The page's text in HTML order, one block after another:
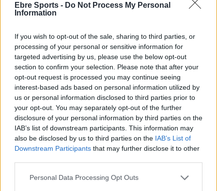
Ebre Sports - Do Not Process My Personal
Information
If you wish to opt-out of the sale, sharing to third parties, or
processing of your personal or sensitive information for
targeted advertising by us, please use the below opt-out
section to confirm your selection. Please note that after your
opt-out request is processed you may continue seeing
interest-based ads based on personal information utilized by
us or personal information disclosed to third parties prior to
your opt-out. You may separately opt-out of the further
disclosure of your personal information by third parties on the
IAB’s list of downstream participants. This information may
also be disclosed by us to third parties on the IAB’s List of
Downstream Participants that may further disclose it to other
Personal Data Processing Opt Outs
DEIXA UNA RESPOSTA
Comentari: